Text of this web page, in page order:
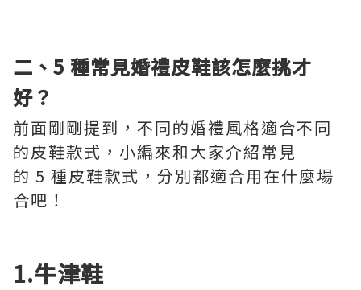
二、5 種常見婚禮皮鞋該怎麼挑才
好？
前面剛剛提到，不同的婚禮風格適合不同
的皮鞋款式，小編來和大家介紹常見
的 5 種皮鞋款式，分別都適合用在什麼場
合吧！
1.牛津鞋